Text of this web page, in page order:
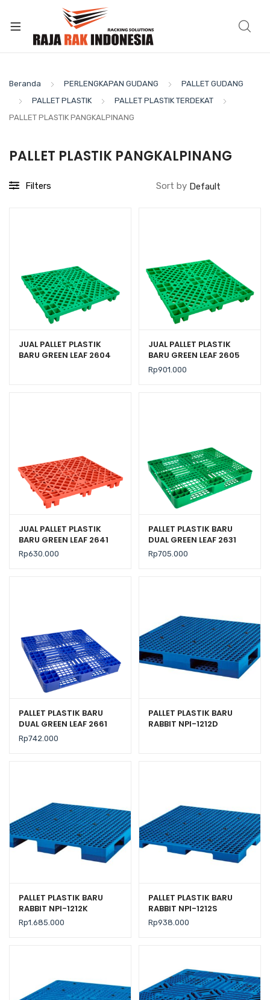
Beranda PERLENGKAPAN GUDANG
PALLET GUDANG
PALLET PLASTIK
PALLET PLASTIK TERDEKAT
PALLET PLASTIK PANGKALPINANG
PALLET PLASTIK PANGKALPINANG
Filters Sort by
JUAL PALLET PLASTIK
BARU GREEN LEAF 2604
JUAL PALLET PLASTIK
BARU GREEN LEAF 2605
UKURAN 120x120x14 CM
Rp901.000
JUAL PALLET PLASTIK
BARU GREEN LEAF 2641
UKURAN 120x100x14 CM
Rp630.000
PALLET PLASTIK BARU
DUAL GREEN LEAF 2631
UKURAN 120x100x14 CM
Rp705.000
PALLET PLASTIK BARU
DUAL GREEN LEAF 2661
UKURAN 110x110x14 CM
Rp742.000
PALLET PLASTIK BARU
RABBIT NPI-1212D
PALLET PLASTIK BARU
RABBIT NPI-1212K
UKURAN 120x120x13,5 CM
Rp1.685.000
PALLET PLASTIK BARU
RABBIT NPI-1212S
UKURAN 120x120x7,5 CM
FLOORING ONLY
Rp938.000